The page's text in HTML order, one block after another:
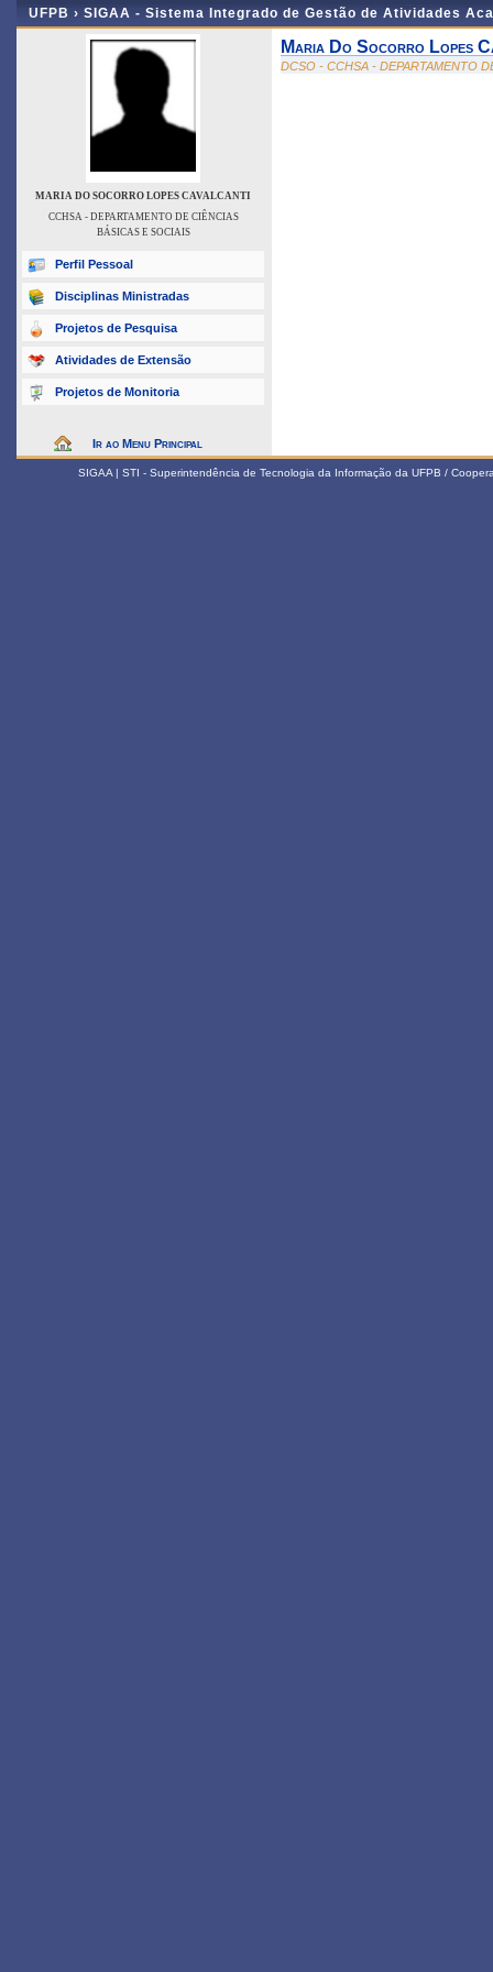
UFPB › SIGAA - Sistema Integrado de Gestão de Atividades
MARIA DO SOCORRO LOPES CAVALCANTI
CCHSA - DEPARTAMENTO DE CIÊNCIAS
BÁSICAS E SOCIAIS
Perfil Pessoal
Disciplinas Ministradas
Projetos de Pesquisa
Atividades de Extensão
Projetos de Monitoria
Ir ao Menu Principal
Maria Do Socorro Lopes
DCSO - CCHSA - DEPARTAMENTO
SIGAA | STI - Superintendência de Tecnologia da Informação da UFPB /